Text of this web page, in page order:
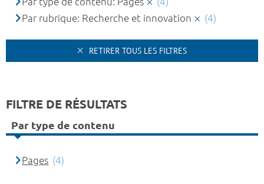
Par rubrique: Recherche et innovation
(4)
RETIRER TOUS LES FILTRES
FILTRE DE RÉSULTATS
Par type de contenu
Pages (4)